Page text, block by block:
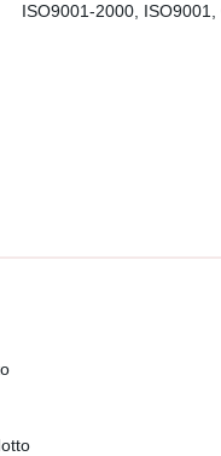
ISO9001-2000, ISO9001,